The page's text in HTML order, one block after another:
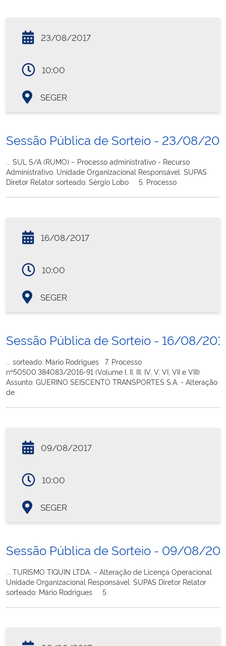
23/08/2017
10:00
SEGER
Sessão Pública de Sorteio - 23/08/
... SUL S/A (RUMO) – Processo administrativo - Recurso
Administrativo. Unidade Organizacional Responsável: SUPAS
Diretor Relator sorteado: Sérgio Lobo 5. Processo
16/08/2017
10:00
SEGER
Sessão Pública de Sorteio - 16/08/
... sorteado: Mário Rodrigues 7. Processo
nº50500.384083/2016-91 (Volume I, II, III, IV, V, VI, VII e VIII)
Assunto: GUERINO SEISCENTO TRANSPORTES S.A. - Alteração
de
09/08/2017
10:00
SEGER
Sessão Pública de Sorteio - 09/08/
... TURISMO TIQUIN LTDA. – Alteração de Licença Operacional
Unidade Organizacional Responsável: SUPAS Diretor Relator
sorteado: Mário Rodrigues 5.